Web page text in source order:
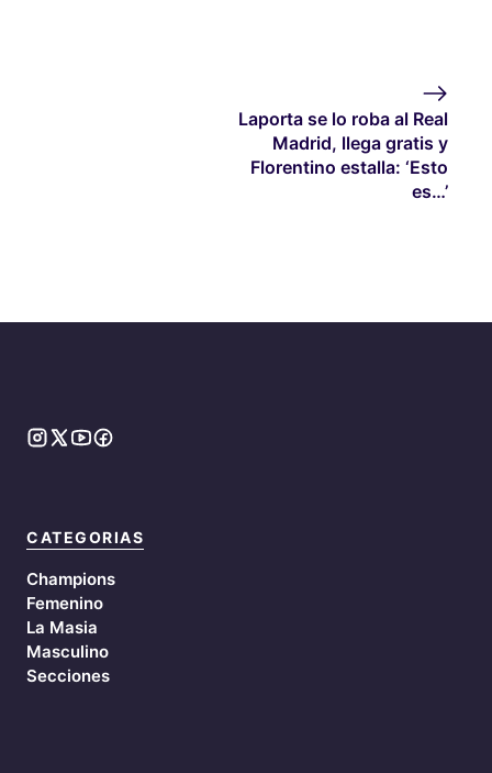
Laporta se lo roba al Real
Madrid, llega gratis y
Florentino estalla: ‘Esto
es…’
CATEGORIAS
Champions
Femenino
La Masia
Masculino
Secciones